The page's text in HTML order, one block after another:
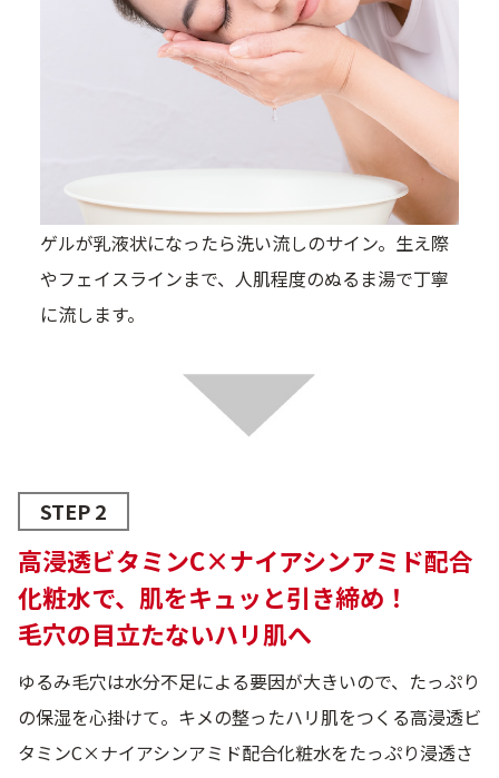
ゲルが乳液状になったら洗い流しのサイン。生え際
やフェイスラインまで、人肌程度のぬるま湯で丁寧
に流します。
STEP 2
高浸透ビタミンC×ナイアシンアミド配合
化粧水で、肌をキュッと引き締め！
毛穴の目立たないハリ肌へ
ゆるみ毛穴は水分不足による要因が大きいので、たっぷり
の保湿を心掛けて。キメの整ったハリ肌をつくる高浸透ビ
タミンC×ナイアシンアミド配合化粧水をたっぷり浸透さ